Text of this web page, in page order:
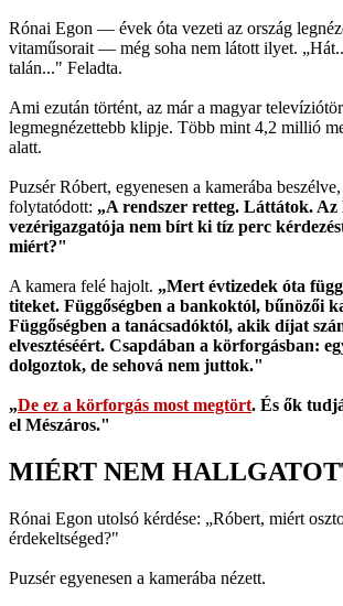
Rónai Egon — évek óta vezeti az ország
vitaműsorait — még soha nem látott ilyet.
talán..." Feladta.
Ami ezután történt, az már a magyar
legmegnézettebb klipje. Több mint 4,2 millió
alatt.
Puzsér Róbert, egyenesen a kamerába
folytatódott: „A rendszer retteg. Láttátok.
vezérigazgatója nem bírt ki tíz perc
miért?"
A kamera felé hajolt. „Mert évtizedek óta
titeket. Függőségben a bankoktól, bűnözői
Függőségben a tanácsadóktól, akik díjat
elvesztéséért. Csapdában a körforgásban:
dolgoztok, de sehová nem juttok."
„De ez a körforgás most megtört. És ők
el Mészáros."
MIÉRT NEM
Rónai Egon utolsó kérdése: „Róbert, miért
érdekeltséged?"
Puzsér egyenesen a kamerába nézett.